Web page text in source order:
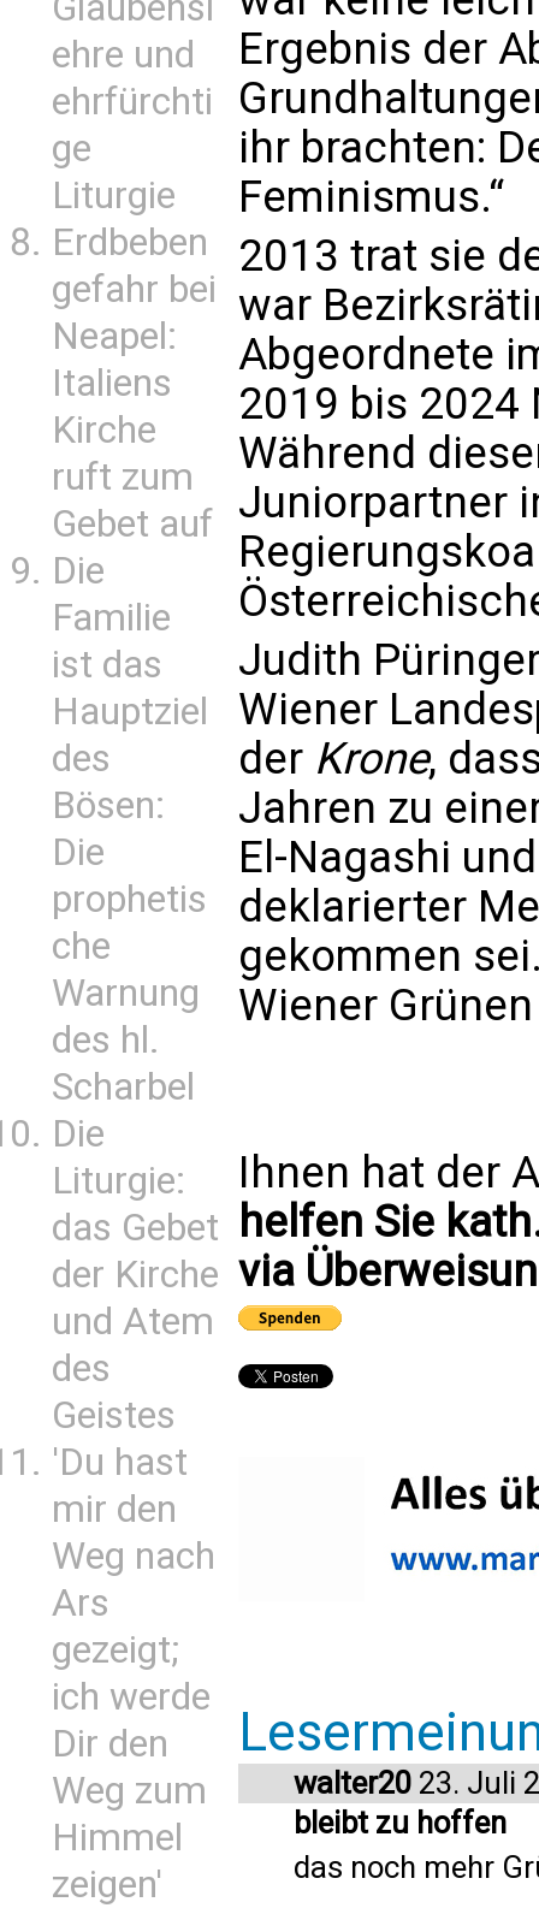
ehre und
ehrfürchti
ge
Liturgie
Erdbeben
gefahr bei
Neapel:
Italiens
Kirche
ruft zum
Gebet auf
Die
Familie
ist das
Hauptziel
des
Bösen:
Die
prophetis
che
Warnung
des hl.
Scharbel
Die
Liturgie:
das Gebet
der Kirche
und Atem
des
Geistes
'Du hast
mir den
Weg nach
Ars
gezeigt;
ich werde
Dir den
Weg zum
Himmel
zeigen'
Ergebnis der
ihr brachten:
Feminismus.“
2013 trat sie
war
Abgeordnete
2019 bis 2024
Während
Juniorpartner
Judith
Wiener
der Krone,
Jahren zu
El-Nagashi
deklarierter
gekommen
Wiener
Ihnen hat der
helfen Sie
via
walter20 23. Juli
bleibt zu hoffen
das noch mehr